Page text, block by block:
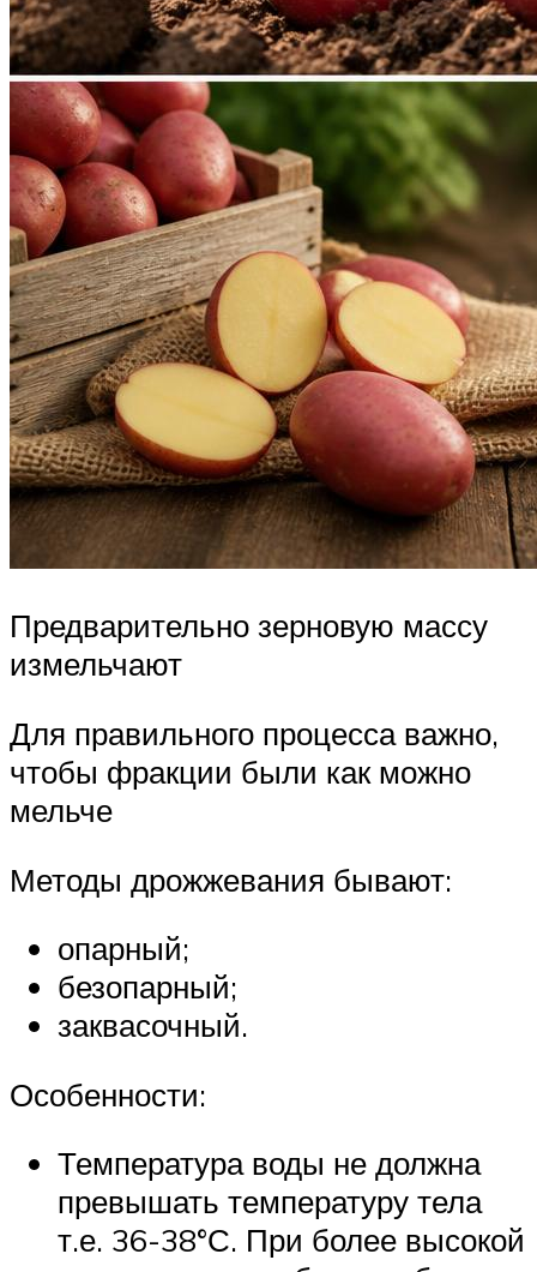
Предварительно зерновую массу
измельчают
Для правильного процесса важно,
чтобы фракции были как можно
мельче
Методы дрожжевания бывают:
опарный;
безопарный;
заквасочный.
Особенности:
Температура воды не должна
превышать температуру тела
т.е. 36-38°С. При более высокой